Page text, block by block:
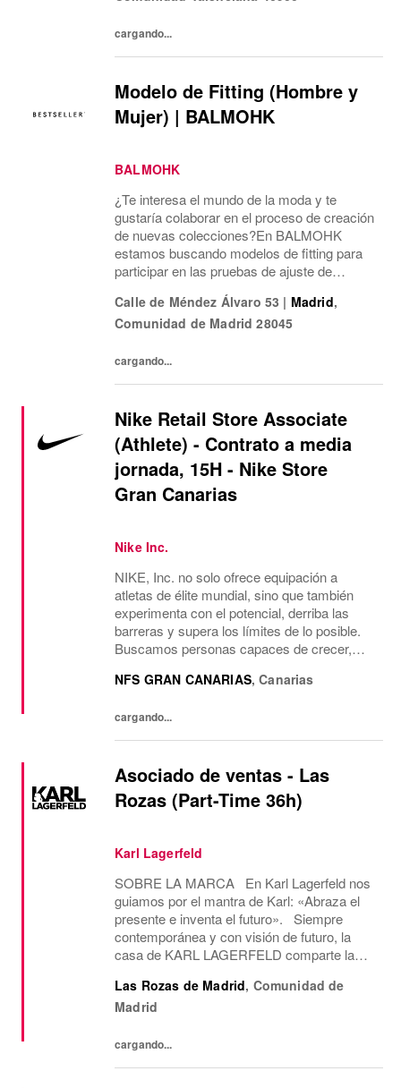
cargando...
Modelo de Fitting (Hombre y
Mujer) | BALMOHK
BALMOHK
¿Te interesa el mundo de la moda y te
gustaría colaborar en el proceso de creación
de nuevas colecciones?En BALMOHK
estamos buscando modelos de fitting para
participar en las pruebas de ajuste de
parte clave del desarrollo de producto y nos
ayudan a...
Calle de Méndez Álvaro 53 | Madrid,
Comunidad de Madrid 28045
cargando...
Nike Retail Store Associate
(Athlete) - Contrato a media
jornada, 15H - Nike Store
Gran Canarias
Nike Inc.
NIKE, Inc. no solo ofrece equipación a
atletas de élite mundial, sino que también
experimenta con el potencial, derriba las
barreras y supera los límites de lo posible.
Buscamos personas capaces de crecer,
empresa anima a aceptar la diversidad y
NFS GRAN CANARIAS,Canarias
cargando...
Asociado de ventas - Las
Rozas (Part-Time 36h)
Karl Lagerfeld
SOBRE LA MARCA En Karl Lagerfeld nos
guiamos por el mantra de Karl: «Abraza el
presente e inventa el futuro». Siempre
contemporánea y con visión de futuro, la
casa de KARL LAGERFELD comparte la
icónico fundador, Karl Lagerfeld. Somos la
única...
Las Rozas de Madrid, Comunidad de
Madrid
cargando...